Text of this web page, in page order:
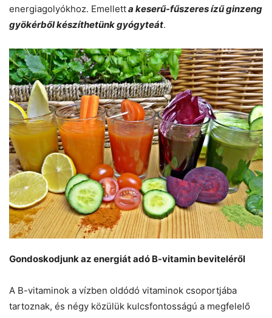
energiagolyókhoz. Emelletta keserű-fűszeres ízű ginzeng
gyökérből készíthetünk gyógyteát.
Gondoskodjunk az energiát adó B-vitamin beviteléről
A B-vitaminok a vízben oldódó vitaminok csoportjába
tartoznak, és négy közülük kulcsfontosságú a megfelelő